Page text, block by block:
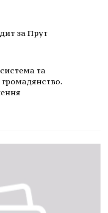
за Прут
та
громадянство.